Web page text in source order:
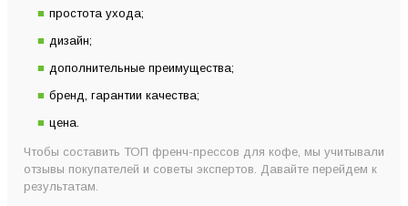
Главные критерии выбора хорошего френч пресса для
простота ухода;
дизайн;
дополнительные преимущества;
бренд, гарантии качества;
цена.
Чтобы составить ТОП френч-прессов для кофе, мы учитывали
отзывы покупателей и советы экспертов. Давайте перейдем к
результатам.